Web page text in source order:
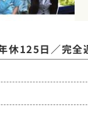
休125日／完全